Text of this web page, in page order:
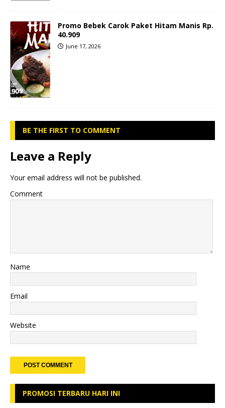
Promo Bebek Carok Paket Hitam Manis Rp.
40.909
June 17, 2026
BE THE FIRST TO COMMENT
Leave a Reply
Your email address will not be published.
Comment
Name
Email
Website
PROMOSI TERBARU HARI INI